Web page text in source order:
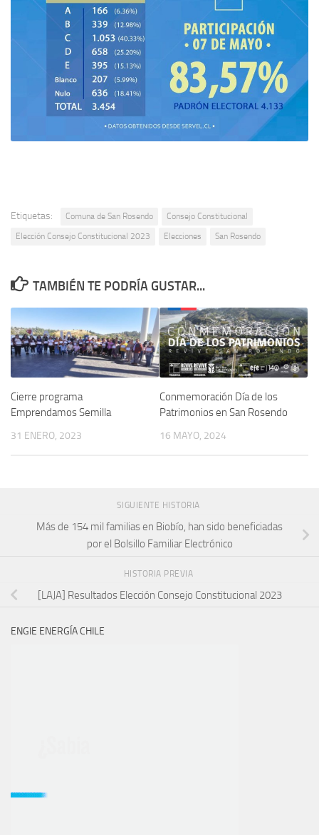
Etiquetas: Comuna de San Rosendo
Consejo Constitucional
Elección Consejo Constitucional 2023
Elecciones San Rosendo
TAMBIÉN TE PODRÍA GUSTAR...
Cierre programa
Emprendamos Semilla
31 ENERO, 2023
Conmemoración Día de los
Patrimonios en San Rosendo
16 MAYO, 2024
SIGUIENTE HISTORIA
Más de 154 mil familias en Biobío, han sido beneficiadas
por el Bolsillo Familiar Electrónico
HISTORIA PREVIA
[LAJA] Resultados Elección Consejo Constitucional 2023
ENGIE ENERGÍA CHILE